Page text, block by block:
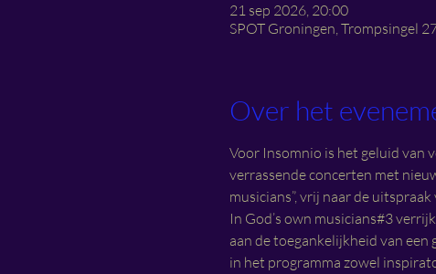
21 sep 2026, 20:00
SPOT Groningen, Trompsingel
Over het
Voor Insomnio is het geluid van
verrassende concerten met
musicians”, vrij naar de
In God’s own musicians#3
aan de toegankelijkheid van
in het programma zowel